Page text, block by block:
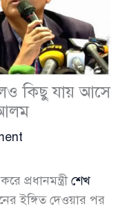
কিছু যায় আসে
প্রধানমন্ত্রীশেখ
ইঙ্গিত দেওয়ার পর